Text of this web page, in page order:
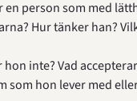
en person som med
Hur tänker han?
hon inte? Vad
som hon lever med